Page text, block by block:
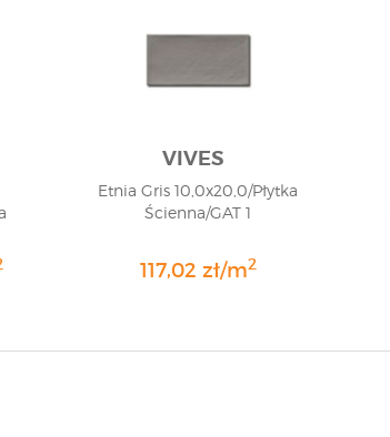
VIVES
Etnia Gris 10,0x20,0/Płytka
Ścienna/GAT 1
117,02 zł/m2